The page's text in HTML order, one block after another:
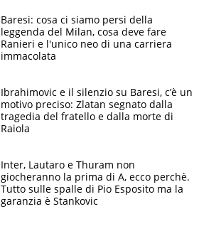
Baresi: cosa ci siamo persi della
leggenda del Milan, cosa deve fare
Ranieri e l'unico neo di una carriera
immacolata
Ibrahimovic e il silenzio su Baresi, c’è un
motivo preciso: Zlatan segnato dalla
tragedia del fratello e dalla morte di
Raiola
Inter, Lautaro e Thuram non
giocheranno la prima di A, ecco perchè.
Tutto sulle spalle di Pio Esposito ma la
garanzia è Stankovic